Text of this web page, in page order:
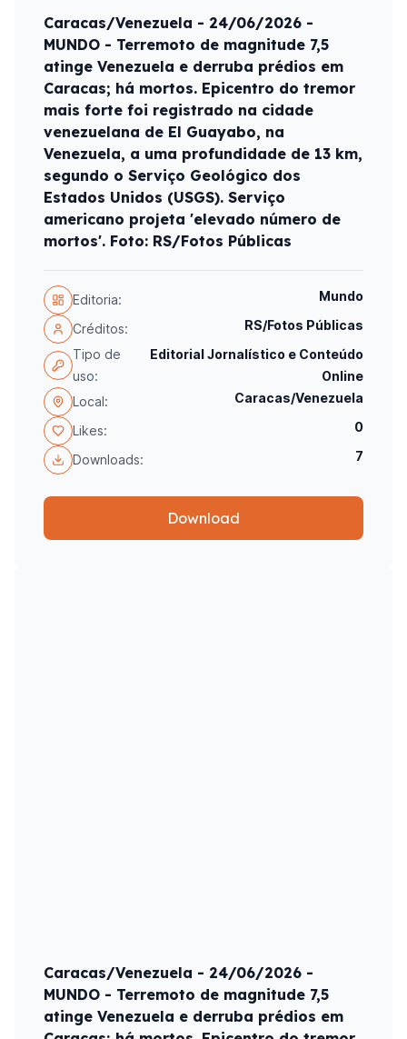
Caracas/Venezuela - 24/06/2026 -
MUNDO - Terremoto de magnitude 7,5
atinge Venezuela e derruba prédios em
Caracas; há mortos. Epicentro do tremor
mais forte foi registrado na cidade
venezuelana de El Guayabo, na
Venezuela, a uma profundidade de 13 km,
segundo o Serviço Geológico dos
Estados Unidos (USGS). Serviço
americano projeta 'elevado número de
mortos'. Foto: RS/Fotos Públicas
Editoria: Mundo
Créditos:
RS/Fotos Públicas
Tipo de
uso:
Editorial Jornalístico e Conteúdo
Online
Local:
Caracas/Venezuela
Likes: 0
Downloads: 7
Download
Caracas/Venezuela - 24/06/2026 -
MUNDO - Terremoto de magnitude 7,5
atinge Venezuela e derruba prédios em